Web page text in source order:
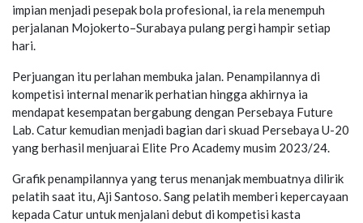
impian menjadi pesepak bola profesional, ia rela menempuh
perjalanan Mojokerto–Surabaya pulang pergi hampir setiap
hari.
Perjuangan itu perlahan membuka jalan. Penampilannya di
kompetisi internal menarik perhatian hingga akhirnya ia
mendapat kesempatan bergabung dengan Persebaya Future
Lab. Catur kemudian menjadi bagian dari skuad Persebaya U-20
yang berhasil menjuarai Elite Pro Academy musim 2023/24.
Grafik penampilannya yang terus menanjak membuatnya dilirik
pelatih saat itu, Aji Santoso. Sang pelatih memberi kepercayaan
kepada Catur untuk menjalani debut di kompetisi kasta